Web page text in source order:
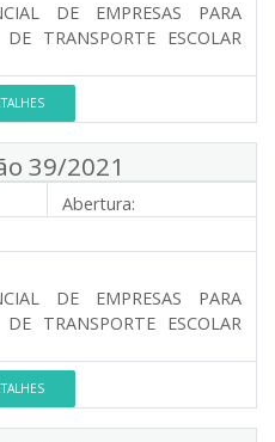
DE EMPRESAS PARA
TRANSPORTE ESCOLAR
39/2021
Abertura:
DE EMPRESAS PARA
TRANSPORTE ESCOLAR